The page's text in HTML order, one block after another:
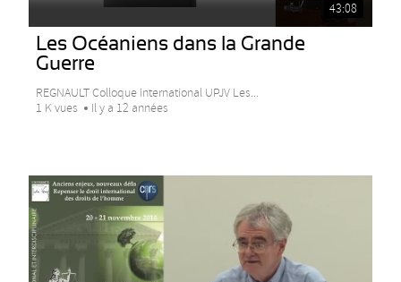
43:08
Les Océaniens dans la Grande
Guerre
REGNAULT Colloque international UPJV Les...
1 K vues
Il y a 12 années